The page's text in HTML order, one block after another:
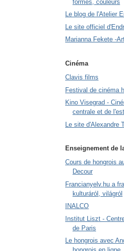
formes, couleurs
Le blog de l'Atelier
Le site officiel
Marianna Fekete -
Cinéma
Clavis films
Festival de cinéma
Kino Visegrad -
centrale et de l'est
Le site d'Alexandre
Enseignement de
Cours de hongrois
Decour
Francianyelv.hu a
kulturáról, világról
INALCO
Institut Liszt -
de Paris
Le hongrois avec